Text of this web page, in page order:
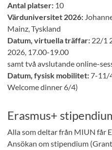
Antal platser: 10
Värduniversitet 2026:
Mainz, Tyskland
Datum, virtuella träffar: 22/1
2026, 17.00-19.00
samt två avslutande online-
Datum, fysisk mobilitet: 7-11/
Welcome dinner 6/4)
Erasmus+
Alla som deltar från MIUN får
Ansökan om stipendium